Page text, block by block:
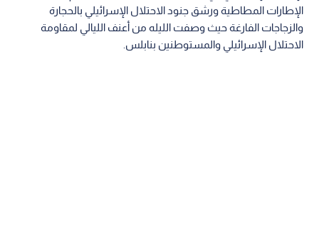
الإطارات المطاطية ورشق جنود الاحتلال الإسرائيلي بالحجارة
والزجاجات الفارغة حيث وصفت الليله من أعنف الليالي لمقاومة
الاحتلال الإسرائيلي والمستوطنين بنابلس.